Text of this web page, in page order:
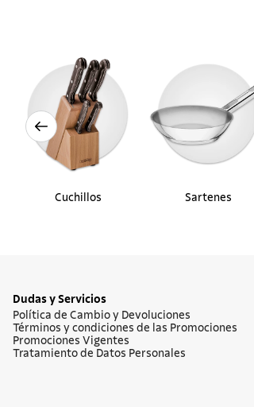
Cuchillos Sartenes
Dudas y Servicios
Política de Cambio y Devoluciones
Términos y condiciones de las Promociones
Promociones Vigentes
Tratamiento de Datos Personales